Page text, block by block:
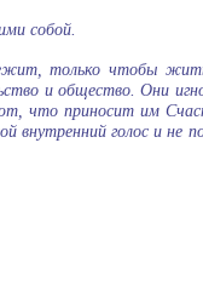
собой.
только чтобы
и общество. Они
что приносит им
голос и не